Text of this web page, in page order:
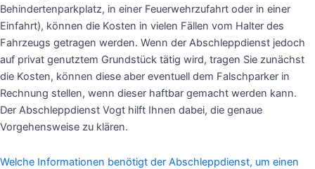
Behindertenparkplatz, in einer Feuerwehrzufahrt oder in einer
Einfahrt), können die Kosten in vielen Fällen vom Halter des
Fahrzeugs getragen werden. Wenn der Abschleppdienst jedoch
auf privat genutztem Grundstück tätig wird, tragen Sie zunächst
die Kosten, können diese aber eventuell dem Falschparker in
Rechnung stellen, wenn dieser haftbar gemacht werden kann.
Der Abschleppdienst Vogt hilft Ihnen dabei, die genaue
Vorgehensweise zu klären.
Welche Informationen benötigt der Abschleppdienst, um einen